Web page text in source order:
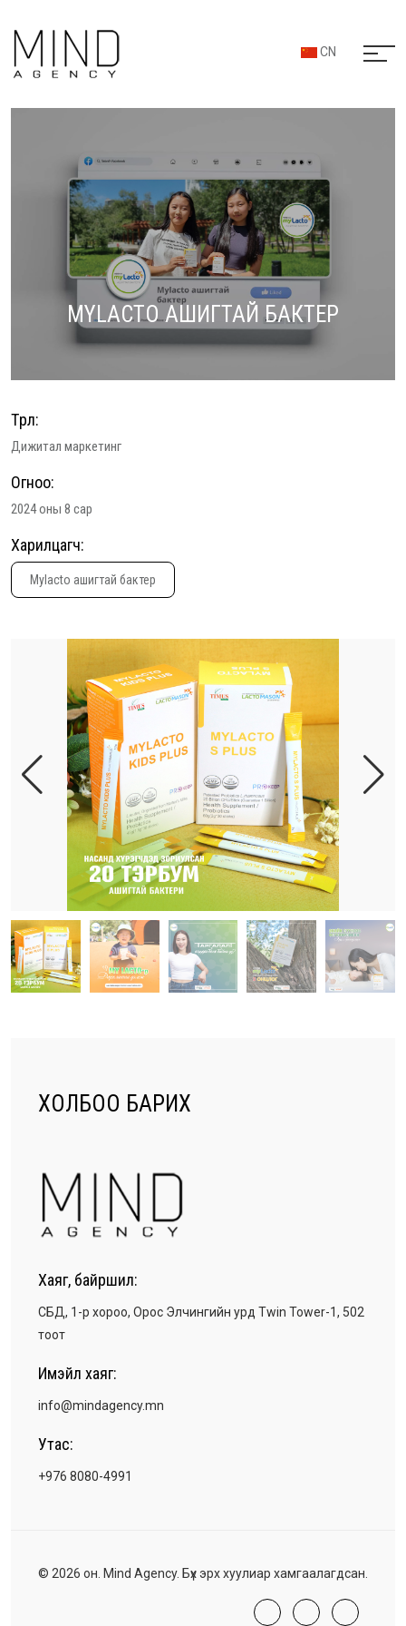
CN
MYLACTO АШИГТАЙ БАКТЕР
Төрөл:
Дижитал маркетинг
Огноо:
2024 оны 8 сар
Харилцагч:
Mylacto ашигтай бактер
ХОЛБОО БАРИХ
Хаяг, байршил:
СБД, 1-р хороо, Орос Элчингийн урд Twin Tower-1, 502
тоот
Имэйл хаяг:
info@mindagency.mn
Утас:
+976 8080-4991
© 2026 он. Mind Agency. Бүх эрх хуулиар хамгаалагдсан.